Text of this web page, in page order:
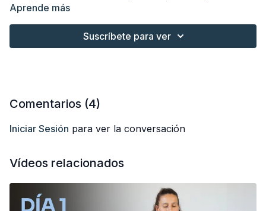
la meditación en un hábito diario.
OBTÉN EL MANUAL DEL PRINCIPIANTE:
- Abre la colección "Aprende a Meditar:Enlace aquí
por email, registrándote gratis aquí:
https://anabelotero.com/aprende-a-meditar/
ACCESORIOS PARA MEDITAR:
ZAFU MEDIA LUNA:https://amzn.to/2U2KcCE
ZAFU REDONDO :
https://amzn.to/3CBrCDk
Aprende más
Suscríbete para ver
Comentarios (4)
Iniciar Sesión para ver la conversación
Vídeos relacionados